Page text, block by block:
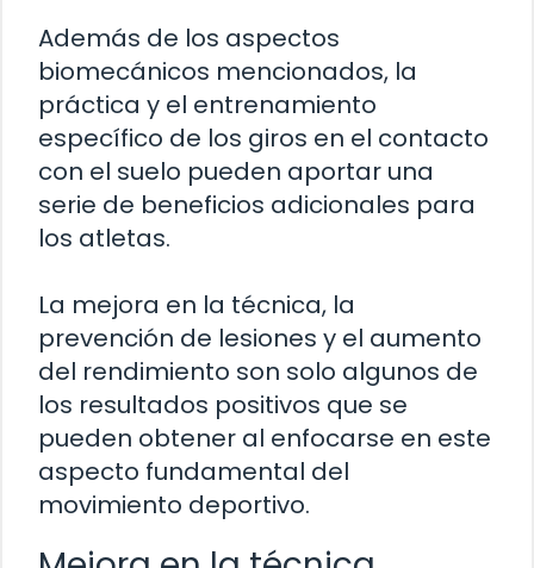
Además de los aspectos
biomecánicos mencionados, la
práctica y el entrenamiento
específico de los giros en el contacto
con el suelo pueden aportar una
serie de beneficios adicionales para
los atletas.
La mejora en la técnica, la
prevención de lesiones y el aumento
del rendimiento son solo algunos de
los resultados positivos que se
pueden obtener al enfocarse en este
aspecto fundamental del
movimiento deportivo.